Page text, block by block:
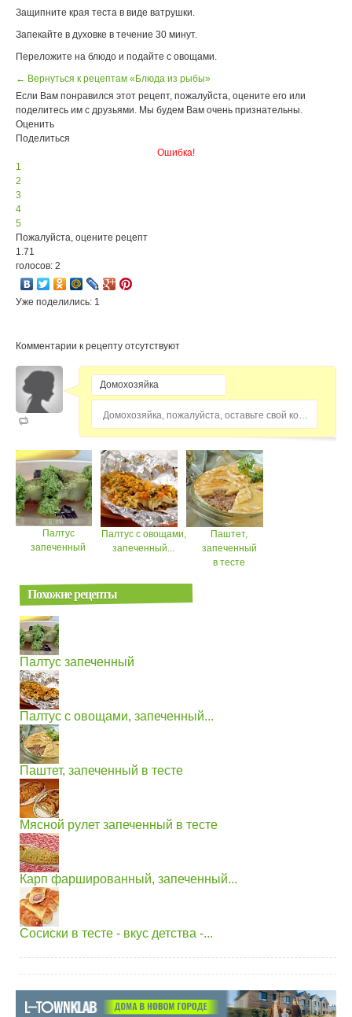
Защипните края теста в виде ватрушки.
Запекайте в духовке в течение 30 минут.
Переложите на блюдо и подайте с овощами.
← Вернуться к рецептам «Блюда из рыбы»
Если Вам понравился этот рецепт, пожалуйста, оцените его или
поделитесь им с друзьями. Мы будем Вам очень признательны.
Оценить
Поделиться
Ошибка!
1
2
3
4
5
Пожалуйста, оцените рецепт
1.71
голосов: 2
Уже поделились: 1
Комментарии к рецепту отсутствуют
Палтус
запеченный
Палтус с овощами,
запеченный...
Паштет,
запеченный
в тесте
Похожие рецепты
Палтус запеченный
Палтус с овощами, запеченный...
Паштет, запеченный в тесте
Мясной рулет запеченный в тесте
Карп фаршированный, запеченный...
Сосиски в тесте - вкус детства -...